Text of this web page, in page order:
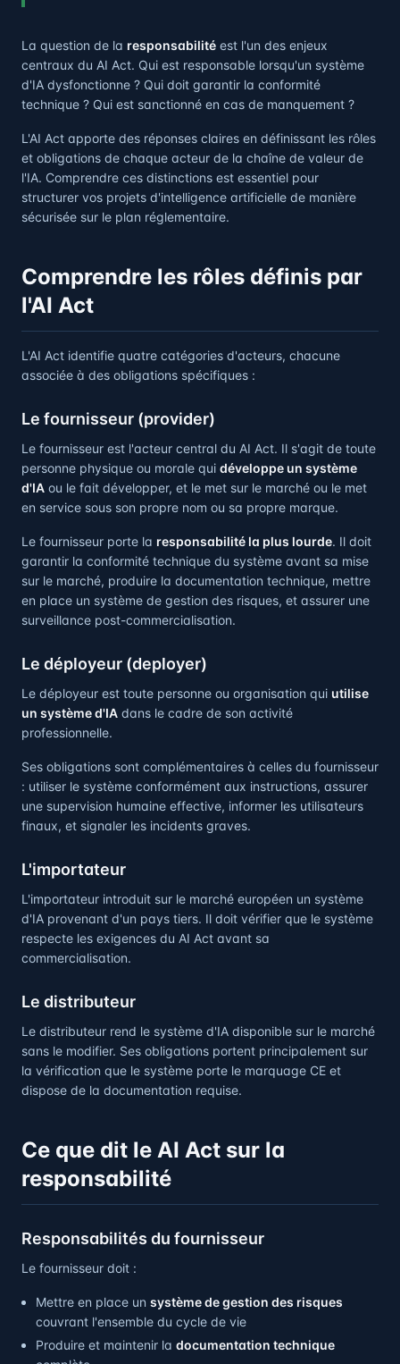
La question de la responsabilité est l'un des enjeux
centraux du AI Act. Qui est responsable lorsqu'un système
d'IA dysfonctionne ? Qui doit garantir la conformité
technique ? Qui est sanctionné en cas de manquement ?
L'AI Act apporte des réponses claires en définissant les rôles
et obligations de chaque acteur de la chaîne de valeur de
l'IA. Comprendre ces distinctions est essentiel pour
structurer vos projets d'intelligence artificielle de manière
sécurisée sur le plan réglementaire.
Comprendre les rôles définis par
l'AI Act
L'AI Act identifie quatre catégories d'acteurs, chacune
associée à des obligations spécifiques :
Le fournisseur (provider)
Le fournisseur est l'acteur central du AI Act. Il s'agit de toute
personne physique ou morale qui développe un système
d'IA ou le fait développer, et le met sur le marché ou le met
en service sous son propre nom ou sa propre marque.
Le fournisseur porte la responsabilité la plus lourde. Il doit
garantir la conformité technique du système avant sa mise
sur le marché, produire la documentation technique, mettre
en place un système de gestion des risques, et assurer une
surveillance post-commercialisation.
Le déployeur (deployer)
Le déployeur est toute personne ou organisation qui utilise
un système d'IA dans le cadre de son activité
professionnelle.
Ses obligations sont complémentaires à celles du fournisseur
: utiliser le système conformément aux instructions, assurer
une supervision humaine effective, informer les utilisateurs
finaux, et signaler les incidents graves.
L'importateur
L'importateur introduit sur le marché européen un système
d'IA provenant d'un pays tiers. Il doit vérifier que le système
respecte les exigences du AI Act avant sa
commercialisation.
Le distributeur
Le distributeur rend le système d'IA disponible sur le marché
sans le modifier. Ses obligations portent principalement sur
la vérification que le système porte le marquage CE et
dispose de la documentation requise.
Ce que dit le AI Act sur la
responsabilité
Responsabilités du fournisseur
Le fournisseur doit :
Mettre en place un système de gestion des risques
couvrant l'ensemble du cycle de vie
Produire et maintenir la documentation technique